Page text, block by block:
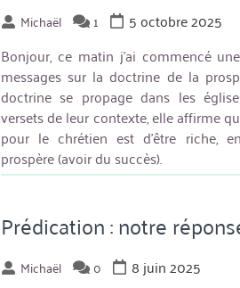
Michaël 1
5 octobre 2025
Bonjour, ce matin j’ai commencé
messages sur la doctrine de la
doctrine se propage dans les
versets de leur contexte, elle affirme
pour le chrétien est d’être riche,
prospère (avoir du succès).
Prédication : notre
Michaël 0
8 juin 2025